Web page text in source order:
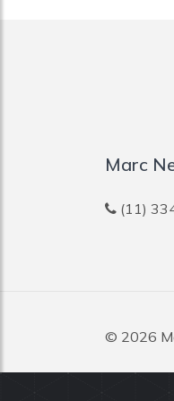
Marc
(11)
© 2026